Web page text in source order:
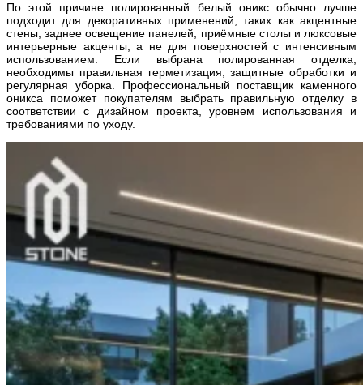
По этой причине полированный белый оникс обычно лучше
подходит для декоративных применений, таких как акцентные
стены, заднее освещение панелей, приёмные столы и люксовые
интерьерные акценты, а не для поверхностей с интенсивным
использованием. Если выбрана полированная отделка,
необходимы правильная герметизация, защитные обработки и
регулярная уборка. Профессиональный поставщик каменного
оникса поможет покупателям выбрать правильную отделку в
соответствии с дизайном проекта, уровнем использования и
требованиями по уходу.